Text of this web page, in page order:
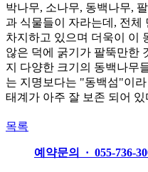
박나무, 소나무, 동백나무,
과 식물들이 자라는데, 전체
차지하고 있으며 더욱이 이
않은 덕에 굵기가 팔뚝만한
지 다양한 크기의 동백나무
는 지명보다는 "동백섬"이
태계가 아주 잘 보존 되어 있
목록
예약문의 · 055-736-